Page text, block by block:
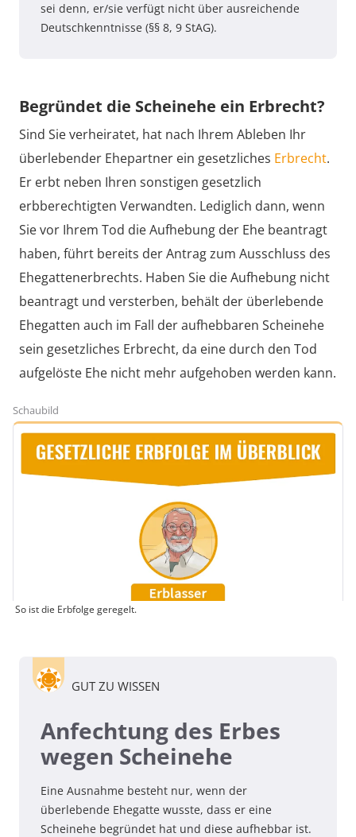
sei denn, er/sie verfügt nicht über ausreichende
Deutschkenntnisse (§§ 8, 9 StAG).
Begründet die Scheinehe ein Erbrecht?
Schaubild
So ist die Erbfolge geregelt.
Sind Sie verheiratet, hat nach Ihrem Ableben Ihr
überlebender Ehepartner ein gesetzliches Erbrecht.
Er erbt neben Ihren sonstigen gesetzlich
erbberechtigten Verwandten. Lediglich dann, wenn
Sie vor Ihrem Tod die Aufhebung der Ehe beantragt
haben, führt bereits der Antrag zum Ausschluss des
Ehegattenerbrechts. Haben Sie die Aufhebung nicht
beantragt und versterben, behält der überlebende
Ehegatten auch im Fall der aufhebbaren Scheinehe
sein gesetzliches Erbrecht, da eine durch den Tod
aufgelöste Ehe nicht mehr aufgehoben werden kann.
GUT ZU WISSEN
Anfechtung des Erbes
wegen Scheinehe
Eine Ausnahme besteht nur, wenn der
überlebende Ehegatte wusste, dass er eine
Scheinehe begründet hat und diese aufhebbar ist.